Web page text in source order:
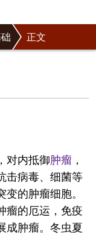
正文
对内抵御肿瘤 ，
击病毒、细菌等
的肿瘤细胞。
瘤的厄运，免疫
成肿瘤。冬虫夏